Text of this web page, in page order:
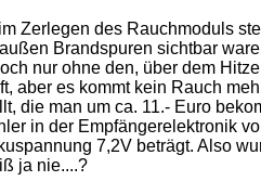
Zerlegen des Rauchmoduls
Brandspuren sichtbar
nur ohne den, über dem
aber es kommt kein Rauch
die man um ca. 11.- Euro
in der Empfängerelektronik
7,2V beträgt. Also
ja nie....?